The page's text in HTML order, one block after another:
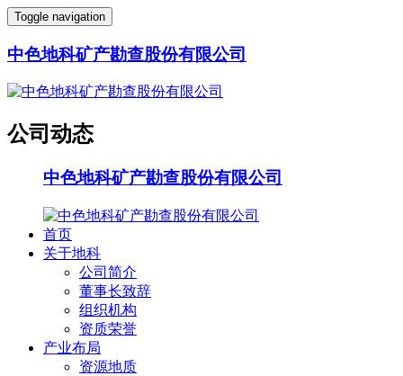
Toggle navigation
中色地科矿产勘查股份有限公司
公司动态
中色地科矿产勘查股份有限公司
首页
关于地科
公司简介
董事长致辞
组织机构
资质荣誉
产业布局
资源地质